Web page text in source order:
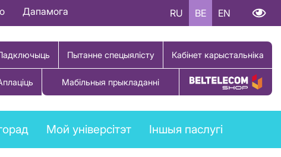
Дапамога RU BE EN
Пытанне спецыялісту Кабінет карыстальніка
Мабільныя прыкладанні Купіць тавар
Мой універсітэт Іншыя паслугі